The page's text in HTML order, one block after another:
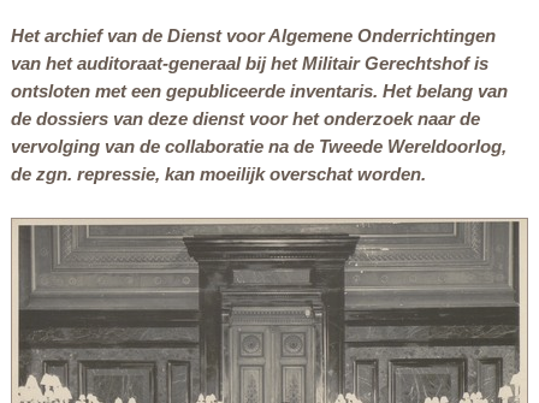
Het archief van de Dienst voor Algemene Onderrichtingen
van het auditoraat-generaal bij het Militair Gerechtshof is
ontsloten met een gepubliceerde inventaris. Het belang van
de dossiers van deze dienst voor het onderzoek naar de
vervolging van de collaboratie na de Tweede Wereldoorlog,
de zgn. repressie, kan moeilijk overschat worden.